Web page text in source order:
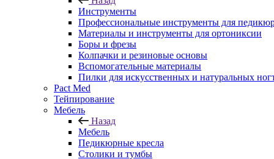
Инструменты
Профессиональные инструменты для
Материалы и инструменты для ортониксии
Боры и фрезы
Колпачки и резиновые основы
Вспомогательные материалы
Пилки для искусственных и натуральных
Pact Med
Тейпирование
Мебель
Назад
Мебель
Педикюрные кресла
Столики и тумбы